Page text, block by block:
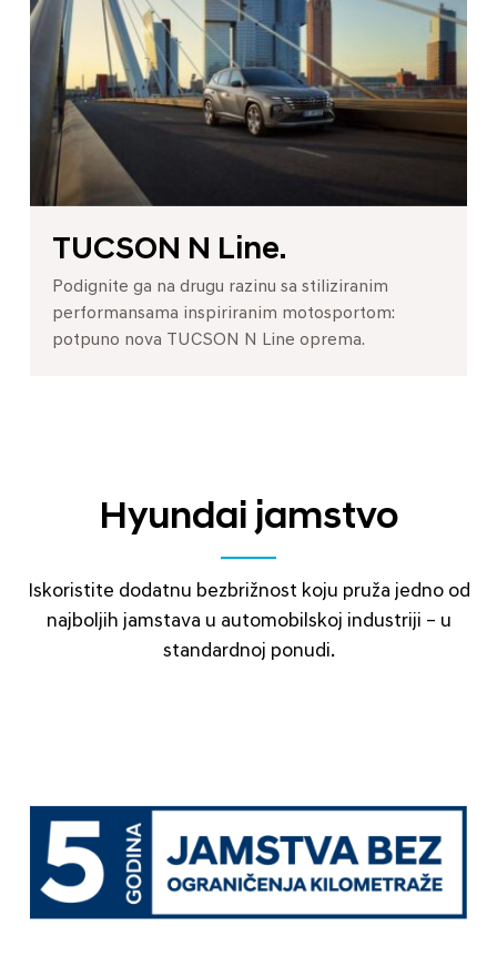
TUCSON N Line.
Podignite ga na drugu razinu sa stiliziranim
performansama inspiriranim motosportom:
potpuno nova TUCSON N Line oprema.
Hyundai jamstvo
Iskoristite dodatnu bezbrižnost koju pruža jedno od
najboljih jamstava u automobilskoj industriji – u
standardnoj ponudi.